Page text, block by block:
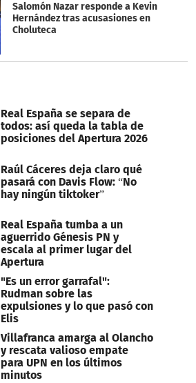
Salomón Nazar responde a Kevin
Hernández tras acusasiones en
Choluteca
Real España se separa de
todos: así queda la tabla de
posiciones del Apertura 2026
Raúl Cáceres deja claro qué
pasará con Davis Flow: “No
hay ningún tiktoker”
Real España tumba a un
aguerrido Génesis PN y
escala al primer lugar del
Apertura
"Es un error garrafal":
Rudman sobre las
expulsiones y lo que pasó con
Elis
Villafranca amarga al Olancho
y rescata valioso empate
para UPN en los últimos
minutos